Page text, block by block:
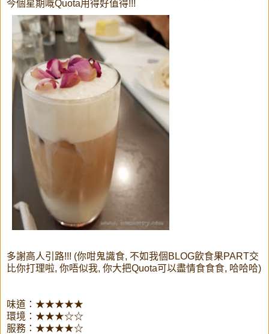
今個星期嘅Quota用得好值得!!!
多謝高人引路!!! (你咁鬼識食, 不如我個BLOG飲食果PART交
比你打理啦, 你唔似我, 你大把Quota可以盡情食食食, 哈哈哈)
味道：★★★★★
環境：★★★☆☆
服務：★★★★☆